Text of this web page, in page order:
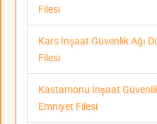
Filesi
Kars İnşaat Güvenlik Ağı
Filesi
Kastamonu İnşaat
Emniyet Filesi